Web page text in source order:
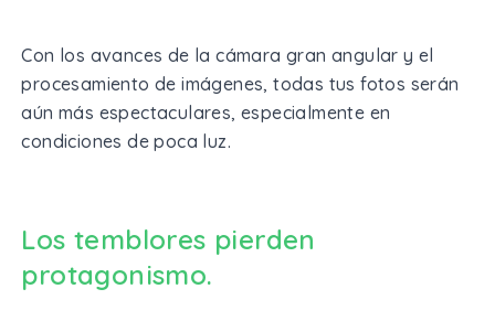
Con los avances de la cámara gran angular y el
procesamiento de imágenes, todas tus fotos serán
aún más espectaculares, especialmente en
condiciones de poca luz.
Los temblores pierden
protagonismo.